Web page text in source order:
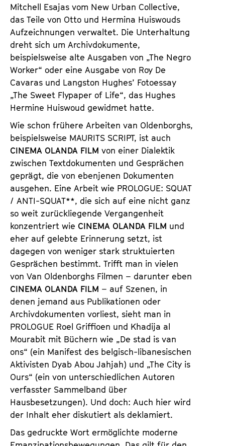
Mitchell Esajas vom New Urban Collective,
das Teile von Otto und Hermina Huiswouds
Aufzeichnungen verwaltet. Die Unterhaltung
dreht sich um Archivdokumente,
beispielsweise alte Ausgaben von „The Negro
Worker“ oder eine Ausgabe von Roy De
Cavaras und Langston Hughes’ Fotoessay
„The Sweet Flypaper of Life“, das Hughes
Hermine Huiswoud gewidmet hatte.
Wie schon frühere Arbeiten van Oldenborghs,
beispielsweise MAURITS SCRIPT, ist auch
CINEMA OLANDA FILM von einer Dialektik
zwischen Textdokumenten und Gesprächen
geprägt, die von ebenjenen Dokumenten
ausgehen. Eine Arbeit wie PROLOGUE: SQUAT
/ ANTI-SQUAT**, die sich auf eine nicht ganz
so weit zurückliegende Vergangenheit
konzentriert wie CINEMA OLANDA FILM und
eher auf gelebte Erinnerung setzt, ist
dagegen von weniger stark struktuierten
Gesprächen bestimmt. Trifft man in vielen
von Van Oldenborghs Filmen – darunter eben
CINEMA OLANDA FILM – auf Szenen, in
denen jemand aus Publikationen oder
Archivdokumenten vorliest, sieht man in
PROLOGUE Roel Griffioen und Khadija al
Mourabit mit Büchern wie „De stad is van
ons“ (ein Manifest des belgisch-libanesischen
Aktivisten Dyab Abou Jahjah) und „The City is
Ours“ (ein von unterschiedlichen Autoren
verfasster Sammelband über
Hausbesetzungen). Und doch: Auch hier wird
der Inhalt eher diskutiert als deklamiert.
Das gedruckte Wort ermöglichte moderne